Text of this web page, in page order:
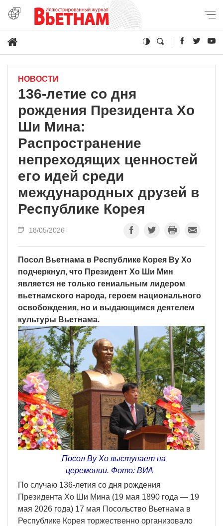
НОВОСТИ
136-летие со дня
рождения Президента Хо
Ши Мина:
Распространение
непреходящих ценностей
его идей среди
международных друзей в
Республике Корея
18/05/2026
Посол Вьетнама в Республике Корея Ву Хо
подчеркнул, что Президент Хо Ши Мин
является не только гениальным лидером
вьетнамского народа, героем национального
освобождения, но и выдающимся деятелем
культуры Вьетнама.
Посол Ву Хо выступает на
церемонии. Фото: ВИА
По случаю 136-летия со дня рождения
Президента Хо Ши Мина (19 мая 1890 года — 19
мая 2026 года) 17 мая Посольство Вьетнама в
Республике Корея торжественно организовало